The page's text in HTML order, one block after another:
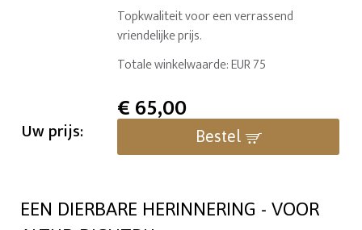
Topkwaliteit voor een verrassend
vriendelijke prijs.
Totale winkelwaarde: EUR 75
Uw prijs:
€65,00
Bestel
EEN DIERBARE HERINNERING - VOOR